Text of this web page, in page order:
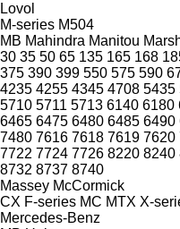
Lovol
M-series M504
MB Mahindra Manitou
30 35 50 65 135 165 168
375 390 399 550 575 590
4235 4255 4345 4708 5435
5710 5711 5713 6140 6180
6465 6475 6480 6485 6490
7480 7616 7618 7619 7620
7722 7724 7726 8220 8240
8732 8737 8740
Massey McCormick
CX F-series MC MTX X-
Mercedes-Benz